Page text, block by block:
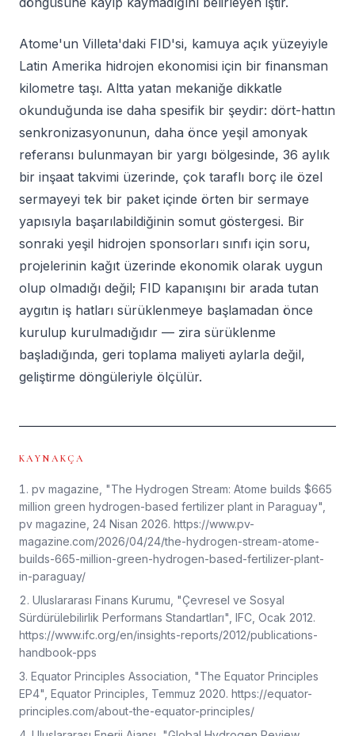
Atome'un Villeta'daki FID'si, kamuya açık yüzeyiyle
Latin Amerika hidrojen ekonomisi için bir finansman
kilometre taşı. Altta yatan mekaniğe dikkatle
okunduğunda ise daha spesifik bir şeydir: dört-hattın
senkronizasyonunun, daha önce yeşil amonyak
referansı bulunmayan bir yargı bölgesinde, 36 aylık
bir inşaat takvimi üzerinde, çok taraflı borç ile özel
sermayeyi tek bir paket içinde örten bir sermaye
yapısıyla başarılabildiğinin somut göstergesi. Bir
sonraki yeşil hidrojen sponsorları sınıfı için soru,
projelerinin kağıt üzerinde ekonomik olarak uygun
olup olmadığı değil; FID kapanışını bir arada tutan
aygıtın iş hatları sürüklenmeye başlamadan önce
kurulup kurulmadığıdır — zira sürüklenme
başladığında, geri toplama maliyeti aylarla değil,
geliştirme döngüleriyle ölçülür.
KAYNAKÇA
pv magazine, "The Hydrogen Stream: Atome builds $665
million green hydrogen-based fertilizer plant in Paraguay",
pv magazine, 24 Nisan 2026. https://www.pv-
magazine.com/2026/04/24/the-hydrogen-stream-atome-
builds-665-million-green-hydrogen-based-fertilizer-plant-
in-paraguay/
Uluslararası Finans Kurumu, "Çevresel ve Sosyal
Sürdürülebilirlik Performans Standartları", IFC, Ocak 2012.
https://www.ifc.org/en/insights-reports/2012/publications-
handbook-pps
Equator Principles Association, "The Equator Principles
EP4", Equator Principles, Temmuz 2020. https://equator-
principles.com/about-the-equator-principles/